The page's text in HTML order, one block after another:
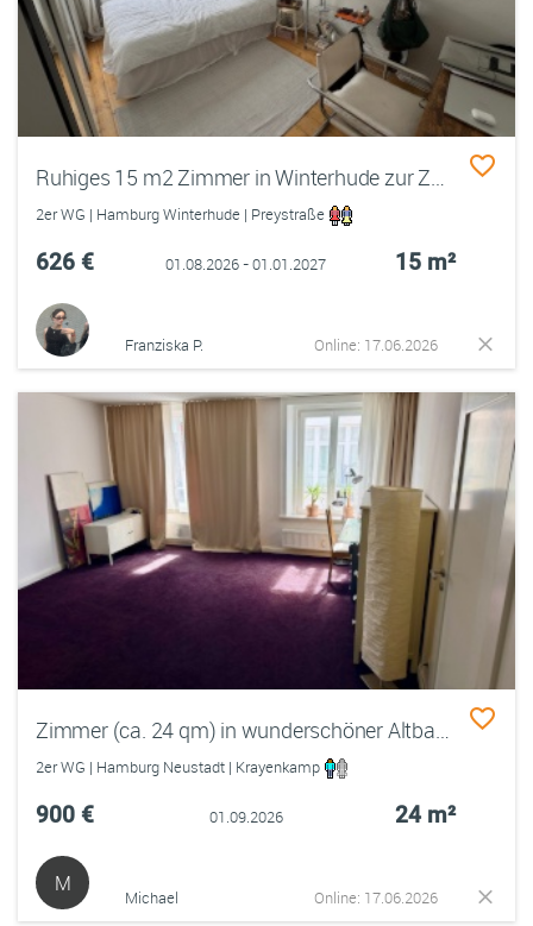
Ruhiges 15 m2 Zimmer in Winterhude zur Zwischenmiete (August/September bis Januar, evtl. länger möglich)
2er WG | Hamburg Winterhude | Preystraße
626 € 01.08.2026 - 01.01.2027 15 m²
Franziska P. Online: 17.06.2026
Zimmer (ca. 24 qm) in wunderschöner Altbauwohnung zu vermieten.
2er WG | Hamburg Neustadt | Krayenkamp
900 € 01.09.2026 24 m²
M
Michael Online: 17.06.2026